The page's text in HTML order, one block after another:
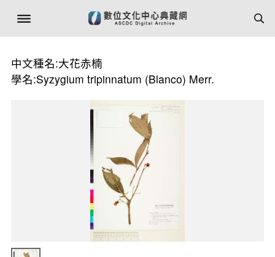
中文種名:大花赤楠
學名:Syzygium tripinnatum (Blanco) Merr.